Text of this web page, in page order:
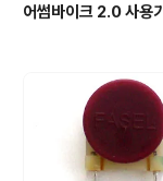
어썸바이크 2.0 사용기